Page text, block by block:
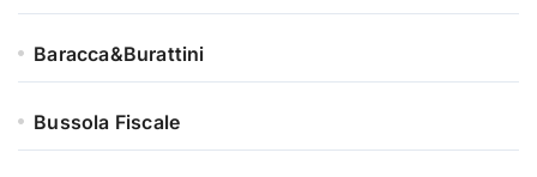
Baracca&Burattini
Bussola Fiscale